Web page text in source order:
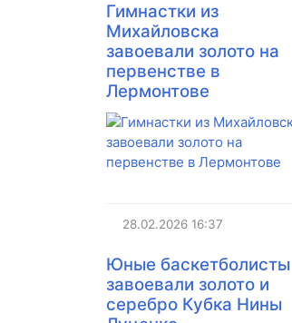
​Гимнастки из
Михайловска
завоевали золото на
первенстве в
Лермонтове
28.02.2026 16:37
Юные баскетболисты
завоевали золото и
серебро Кубка Нины